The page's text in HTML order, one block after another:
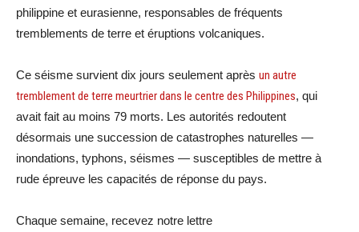
philippine et eurasienne, responsables de fréquents
tremblements de terre et éruptions volcaniques.
Ce séisme survient dix jours seulement après un autre
tremblement de terre meurtrier dans le centre des Philippines, qui
avait fait au moins 79 morts. Les autorités redoutent
désormais une succession de catastrophes naturelles —
inondations, typhons, séismes — susceptibles de mettre à
rude épreuve les capacités de réponse du pays.
Chaque semaine, recevez notre lettre